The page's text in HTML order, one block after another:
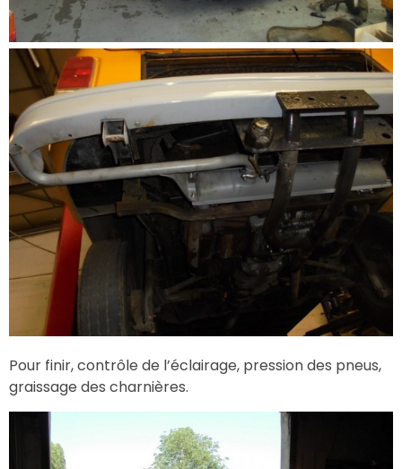
Pour finir, contrôle de l’éclairage, pression des pneus,
graissage des charnières.